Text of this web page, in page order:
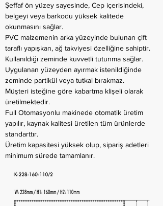
Şeffaf ön yüzey sayesinde, Cep içerisindeki,
belgeyi veya barkodu yüksek kalitede
okunmasını sağlar.
PVC malzemenin arka yüzeyinde bulunan çift
taraflı yapışkan, ağ takviyesi özelliğine sahiptir.
Kullanıldığı zeminde kuvvetli tutunma sağlar.
Uygulanan yüzeyden ayırmak istenildiğinde
zeminde partikül veya tutkal bırakmaz.
Müşteri isteğine göre kabartma klişeli olarak
üretilmektedir.
Full Otomasyonlu makinede otomatik üretim
yapılır, kaynak kalitesi üretilen tüm ürünlerde
standarttır.
Üretim kapasitesi yüksek olup, sipariş adetleri
minimum sürede tamamlanır.